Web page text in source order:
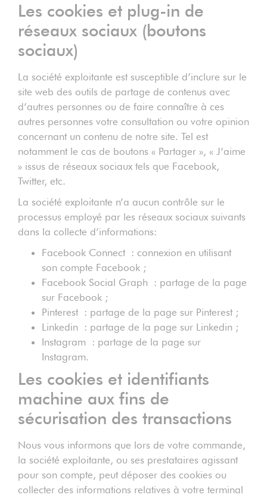
Les cookies et plug-in de
réseaux sociaux (boutons
sociaux)
La société exploitante est susceptible d’inclure sur le
site web des outils de partage de contenus avec
d’autres personnes ou de faire connaître à ces
autres personnes votre consultation ou votre opinion
concernant un contenu de notre site. Tel est
notamment le cas de boutons « Partager », « J’aime
» issus de réseaux sociaux tels que Facebook,
Twitter, etc.
La société exploitante n’a aucun contrôle sur le
processus employé par les réseaux sociaux suivants
dans la collecte d’informations:
Facebook Connect : connexion en utilisant
son compte Facebook ;
Facebook Social Graph : partage de la page
sur Facebook ;
Pinterest : partage de la page sur Pinterest ;
Linkedin : partage de la page sur Linkedin ;
Instagram : partage de la page sur
Instagram.
Les cookies et identifiants
machine aux fins de
sécurisation des transactions
Nous vous informons que lors de votre commande,
la société exploitante, ou ses prestataires agissant
pour son compte, peut déposer des cookies ou
collecter des informations relatives à votre terminal